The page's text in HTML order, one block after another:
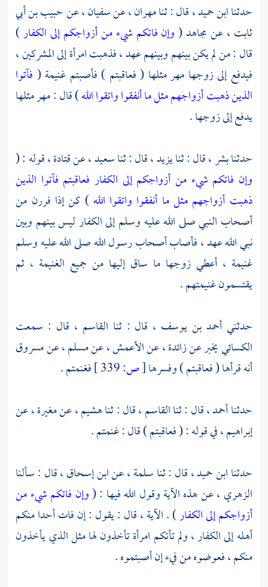
حدثناابن حميد ،قال : ثنامهران ،عنسفيان ،عنحبيب بن أبي
ثابت ،عنمجاهد(وإن فاتكم شيء من أزواجكم إلى الكفار)
قال : من لم يكن بينهم وبينهم عهد ، فذهبت امرأة إلى المشركين ،
فيدفع إلى زوجها مهر مثلها ( فعاقبتم ) فأصبتم غنيمة ( فآتوا
الذين ذهبت أزواجهم مثل ما أنفقوا واتقوا الله) قال : مهر مثلها
يدفع إلى زوجها .
حدثنابشر ،قال : ثنايزيد ،قال : ثناسعيد ،عنقتادة ،قوله : (
وإن فاتكم شيء من أزواجكم إلى الكفار فعاقبتم فآتوا الذين
ذهبت أزواجهم مثل ما أنفقوا واتقوا الله) كن إذا فررن من
أصحاب النبي صلى الله عليه وسلم إلى الكفار ليس بينهم وبين
نبي الله عهد ، فأصاب أصحاب رسول الله صلى الله عليه وسلم
غنيمة ، أعطي زوجها ما ساق إليها من جميع الغنيمة ، ثم
يقتسمون غنيمتهم .
حدثنيأحمد بن يوسف ، قال : ثنا القاسم ، قال : سمعت
الكسائييخبر عنزائدة ،عنالأعمش ،عنمسلم ،عنمسروق
أنه قرأها ( فعاقبتم ) وفسرها[ص:
فغنمتم .
حدثناأحمد ،قال : ثناالقاسم ،قال : ثناهشيم ،عنمغيرة ،عن
إبراهيم ،في قوله : ( فعاقبتم ) قال : غنمتم .
حدثناابن حميد ،قال : ثناسلمة ،عنابن إسحاق ،قال : سألنا
الزهري ،عن هذه الآية وقول الله فيها : (وإن فاتكم شيء من
أزواجكم إلى الكفار) . الآية ، قال : يقول : إن فات أحدا منكم
أهله إلى الكفار ، ولم تأتكم امرأة تأخذون لها مثل الذي يأخذون
منكم ، فعوضوه من فيء إن أصبتموه .